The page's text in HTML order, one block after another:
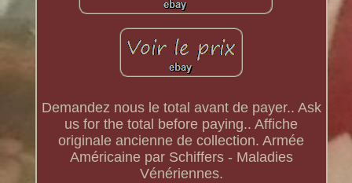
Demandez nous le total avant de payer.. Ask
us for the total before paying.. Affiche
originale ancienne de collection. Armée
Américaine par Schiffers - Maladies
Vénériennes.